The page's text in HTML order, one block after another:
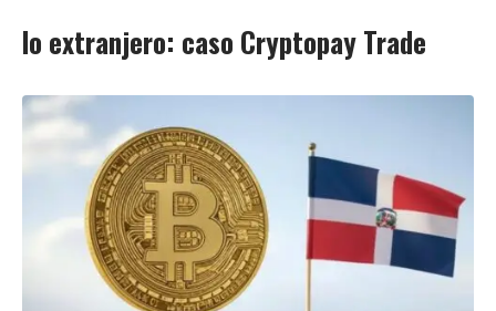
lo extranjero: caso Cryptopay Trade